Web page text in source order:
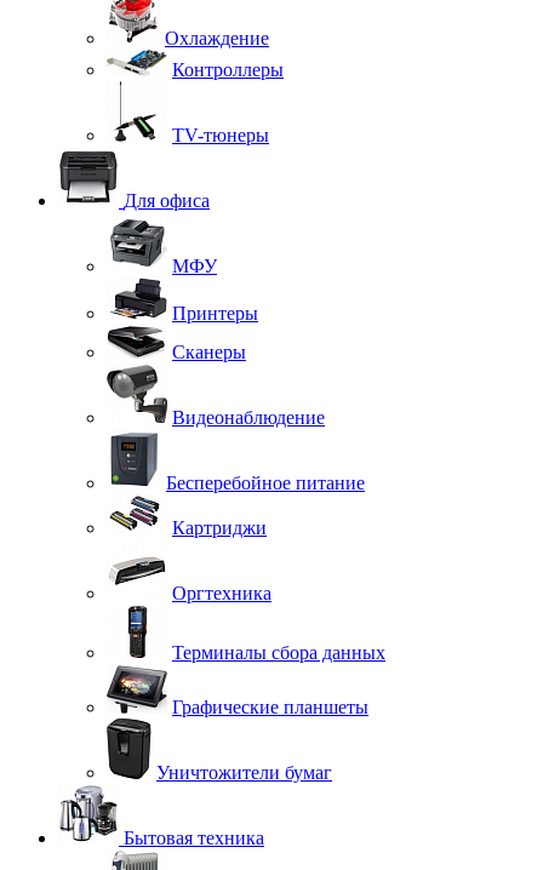
Охлаждение
Контроллеры
TV-тюнеры
Для офиса
МФУ
Принтеры
Сканеры
Видеонаблюдение
Бесперебойное питание
Картриджи
Оргтехника
Терминалы сбора данных
Графические планшеты
Уничтожители бумаг
Бытовая техника